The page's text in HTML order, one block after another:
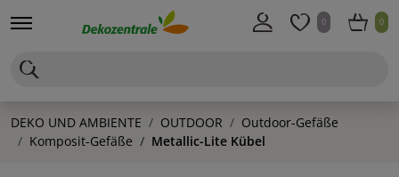
0 0
DEKO UND AMBIENTE OUTDOOR
Outdoor-Gefäße
Komposit-Gefäße
Metallic-Lite Kübel